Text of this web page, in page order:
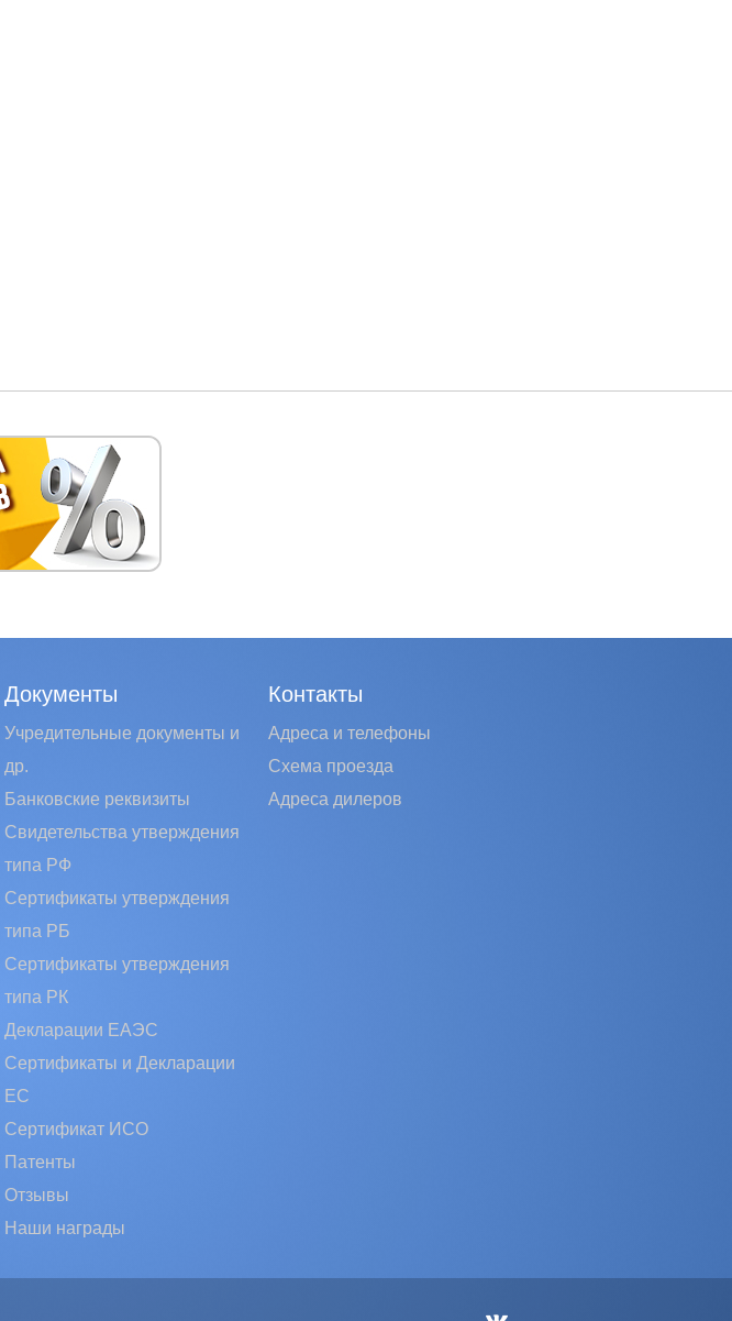
Документы
Учредительные документы и
др.
Банковские реквизиты
Свидетельства утверждения
типа РФ
Сертификаты утверждения
типа РБ
Сертификаты утверждения
типа РК
Декларации ЕАЭС
Сертификаты и Декларации
EC
Сертификат ИСО
Патенты
Отзывы
Наши награды
Контакты
Адреса и телефоны
Схема проезда
Адреса дилеров